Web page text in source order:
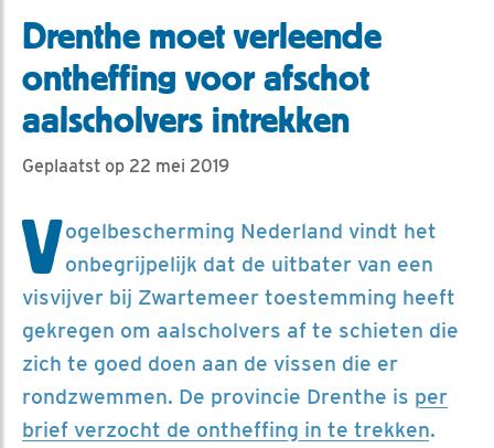
Drenthe moet verleende
ontheffing voor afschot
aalscholvers intrekken
Geplaatst op 22 mei 2019
Vogelbescherming Nederland vindt het
onbegrijpelijk dat de uitbater van een
visvijver bij Zwartemeer toestemming heeft
gekregen om aalscholvers af te schieten die
zich te goed doen aan de vissen die er
rondzwemmen. De provincie Drenthe is per
brief verzocht de ontheffing in te trekken.